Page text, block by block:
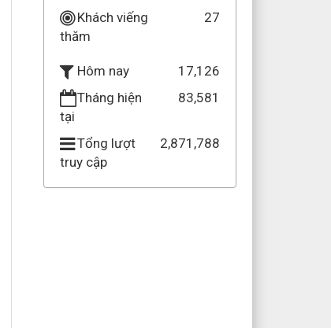
Khách viếng
thăm
27
Hôm nay
17,126
Tháng hiện
tại
83,581
Tổng lượt
truy cập
2,871,788